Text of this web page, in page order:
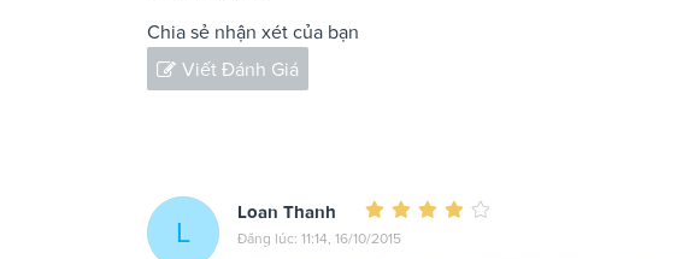
Chia sẻ nhận xét của bạn
Viết Đánh Giá
L
Loan Thanh
Đăng lúc: 11:14, 16/10/2015